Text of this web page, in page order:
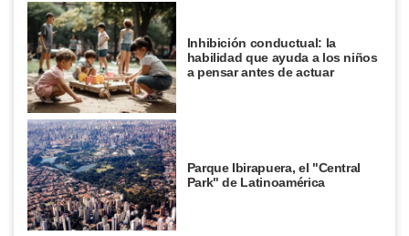
Inhibición conductual: la
habilidad que ayuda a los niños
a pensar antes de actuar
Parque Ibirapuera, el "Central
Park" de Latinoamérica